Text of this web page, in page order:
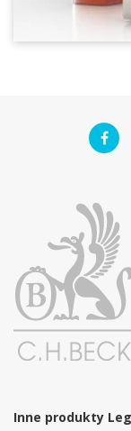
Inne produkty